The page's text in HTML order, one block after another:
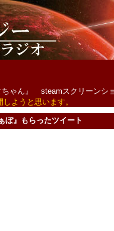
ゃん』
steamスクリーンシ
ようと思います。
ぼ』もらったツイート